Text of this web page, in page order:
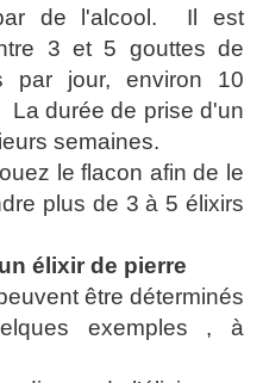
par de l'alcool. Il est
3 et 5 gouttes de
par jour, environ 10
La durée de prise d'un
semaines.
le flacon afin de le
plus de 3 à 5 élixirs
élixir de pierre
être déterminés
exemples , à